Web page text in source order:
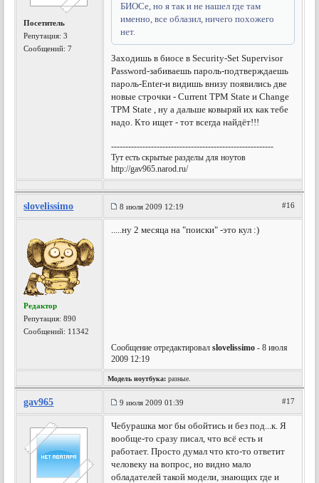
Посетитель
Репутация:3
Сообщений: 7
БИОСе, но я так и не нашел где там
именно, все облазил, ничего похожего
нет.
Заходишь в биосе в Security-Set Supervisor
Password-забиваешь пароль-подтверждаешь
пароль-Enter-и видишь внизу появились две
новые строчки - Current TPM State и Change
TPM State , ну а дальше ковыряй их как тебе
надо. Кто ищет - тот всегда найдёт!!!
---------------------------------------------------------
Тут есть скрытые разделы для ноутов
http://gav965.narod.ru/
slovelissimo 8 июля 2009 12:19 #16
Редактор
Репутация:890
Сообщений: 11342
.....ну 2 месяца на "поиски" -это кул :)
Сообщение отредактировалslovelissimo - 8 июля
2009 12:19
Модель ноутбука: разные.
gav965 9 июля 2009 01:39 #17
Чебурашка мог бы обойтись и без под...к. Я
вообще-то сразу писал, что всё есть и
работает. Просто думал что кто-то ответит
человеку на вопрос, но видно мало
обладателей такой модели, знающих где и